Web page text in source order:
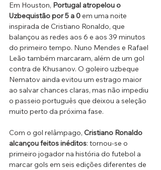
Em Houston, Portugal atropelou o
Uzbequistão por 5 a 0 em uma noite
inspirada de Cristiano Ronaldo, que
balançou as redes aos 6 e aos 39 minutos
do primeiro tempo. Nuno Mendes e Rafael
Leão também marcaram, além de um gol
contra de Khusanov. O goleiro uzbeque
Nematov ainda evitou um estrago maior
ao salvar chances claras, mas não impediu
o passeio português que deixou a seleção
muito perto da próxima fase.
Com o gol relâmpago, Cristiano Ronaldo
alcançou feitos inéditos: tornou-se o
primeiro jogador na história do futebol a
marcar gols em seis edições diferentes de